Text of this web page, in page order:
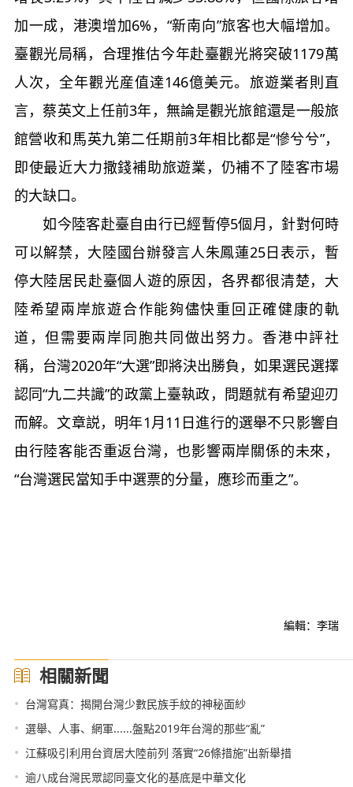
加一成，港澳增加6%，“新南向”旅客也大幅增加。
臺觀光局稱，合理推估今年赴臺觀光將突破1179萬
人次，全年觀光産值達146億美元。旅遊業者則直
言，蔡英文上任前3年，無論是觀光旅館還是一般旅
館營收和馬英九第二任期前3年相比都是“慘兮兮”，
即使最近大力撒錢補助旅遊業，仍補不了陸客市場
的大缺口。
如今陸客赴臺自由行已經暫停5個月，針對何時
可以解禁，大陸國台辦發言人朱鳳蓮25日表示，暫
停大陸居民赴臺個人遊的原因，各界都很清楚，大
陸希望兩岸旅遊合作能夠儘快重回正確健康的軌
道，但需要兩岸同胞共同做出努力。香港中評社
稱，台灣2020年“大選”即將決出勝負，如果選民選擇
認同“九二共識”的政黨上臺執政，問題就有希望迎刃
而解。文章説，明年1月11日進行的選舉不只影響自
由行陸客能否重返台灣，也影響兩岸關係的未來，
“台灣選民當知手中選票的分量，應珍而重之”。
編輯：李瑞
相關新聞
• 台灣寫真：揭開台灣少數民族手紋的神秘面紗
• 選舉、人事、網軍......盤點2019年台灣的那些“亂”
• 江蘇吸引利用台資居大陸前列 落實“26條措施”出新舉措
• 逾八成台灣民眾認同臺文化的基底是中華文化